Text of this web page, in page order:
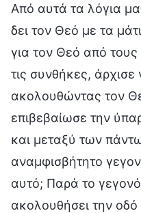
Από αυτά τα λόγια
δει τον Θεό με τα
για τον Θεό από
τις συνθήκες,
ακολουθώντας τον
επιβεβαίωσε την
και μεταξύ των
αναμφισβήτητο
αυτό; Παρά το
ακολουθήσει την